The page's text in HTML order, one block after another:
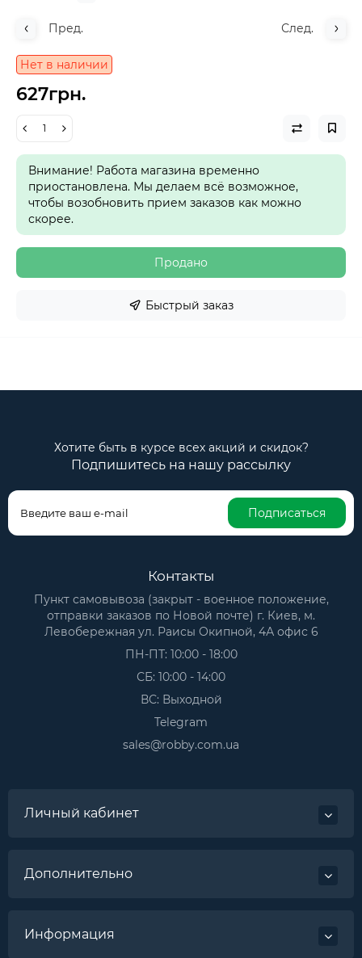
Пред. След.
Нет в наличии
627грн.
Внимание! Работа магазина временно
приостановлена. Мы делаем всё возможное,
чтобы возобновить прием заказов как можно
скорее.
Продано
Быстрый заказ
Хотите быть в курсе всех акций и скидок?
Подпишитесь на нашу рассылку
Подписаться
Контакты
Пункт самовывоза (закрыт - военное положение,
отправки заказов по Новой почте) г. Киев, м.
Левобережная ул. Раисы Окипной, 4А офис 6
ПН-ПТ: 10:00 - 18:00
СБ: 10:00 - 14:00
ВС: Выходной
Telegram
sales@robby.com.ua
Личный кабинет
Дополнительно
Информация